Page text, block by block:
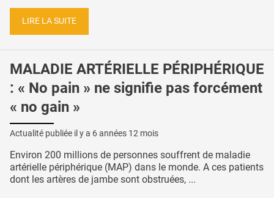
LIRE LA SUITE
MALADIE ARTÉRIELLE PÉRIPHÉRIQUE
: « No pain » ne signifie pas forcément
« no gain »
Actualité publiée il y a 6 années 12 mois
Environ 200 millions de personnes souffrent de maladie
artérielle périphérique (MAP) dans le monde. A ces patients
dont les artères de jambe sont obstruées, ...